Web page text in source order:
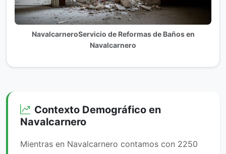
NavalcarneroServicio de Reformas de Baños en
Navalcarnero
Contexto Demográfico en
Navalcarnero
Mientras en Navalcarnero contamos con 2250